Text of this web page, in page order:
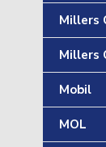
Millers
Millers
Mobil
MOL